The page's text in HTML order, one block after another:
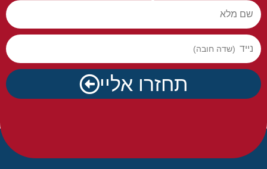
שם מלא
נייד
תחזרו אליי